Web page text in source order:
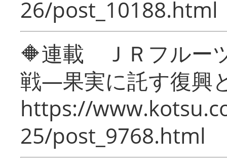
26/post_10188.html
🔶連載 ＪＲフルー
戦―果実に託す復興
https://
25/post_9768.html